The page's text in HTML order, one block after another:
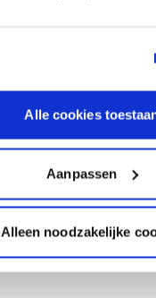
Alle cookies
Aanpassen
Alleen noodzakelijke